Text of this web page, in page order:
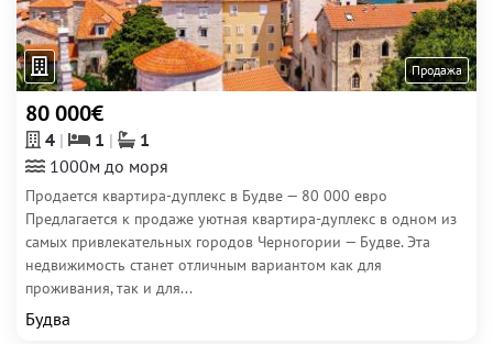
Продажа
80 000€
4 1
1
1000м до моря
Продается квартира-дуплекс в Будве — 80 000 евро
Предлагается к продаже уютная квартира-дуплекс в одном из
самых привлекательных городов Черногории — Будве. Эта
недвижимость станет отличным вариантом как для
проживания, так и для...
Будва